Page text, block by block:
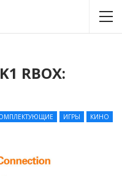
RBOX:
ИГРЫ КИНО